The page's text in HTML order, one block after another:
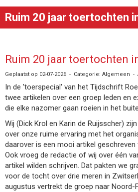
Ruim 20 jaar toertochten
Ruim 20 jaar toertochten
Geplaatst op 02-07-2026 - Categorie: Algemeen
In de 'toerspecial' van het Tijdschrift
twee artikelen over een groep leden en
die elke nazomer gaan roeien in het
Wij (Dick Krol en Karin de Ruijsscher)
over onze ruime ervaring met het
daarover is een mooi artikel
Ook vroeg de redactie of wij over één
artikel wilden schrijven. Dat pakten we
voor de tocht over drie meren in
augustus vertrekt de groep naar Noord-